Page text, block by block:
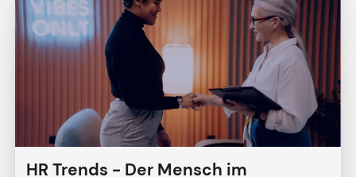
HR Trends - Der Mensch im